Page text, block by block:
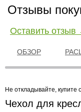
Отзывы
Оставить отзыв
ОБЗОР
Не откладывайте, купите
Чехол для